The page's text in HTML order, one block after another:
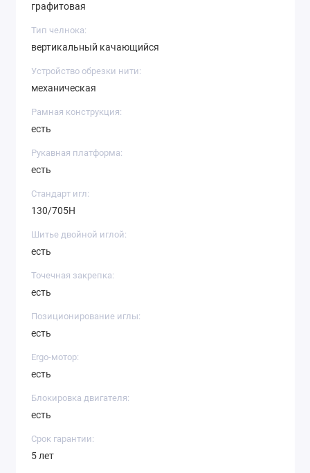
графитовая
Тип челнока:
вертикальный качающийся
Устройство обрезки нити:
механическая
Рамная конструкция:
есть
Рукавная платформа:
есть
Стандарт игл:
130/705H
Шитье двойной иглой:
есть
Точечная закрепка:
есть
Позиционирование иглы:
есть
Ergo-мотор:
есть
Блокировка двигателя:
есть
Срок гарантии:
5 лет